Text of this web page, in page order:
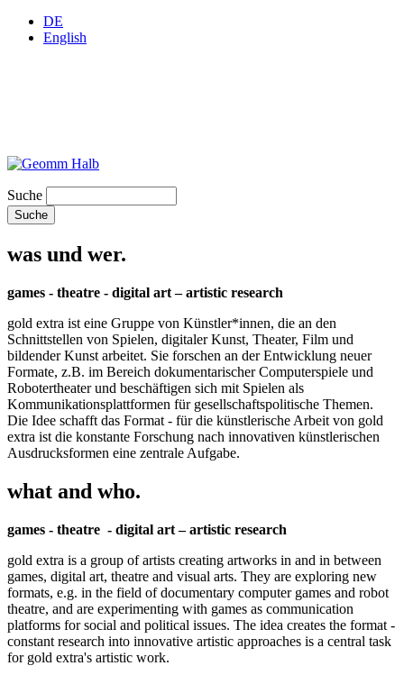
DE
English
Suche
was und wer.
games - theatre - digital art – artistic research
gold extra ist eine Gruppe von Künstler*innen, die an den
Schnittstellen von Spielen, digitaler Kunst, Theater, Film und
bildender Kunst arbeitet. Sie forschen an der Entwicklung neuer
Formate, z.B. im Bereich dokumentarischer Computerspiele und
Robotertheater und beschäftigen sich mit Spielen als
Kommunikationsplattformen für gesellschaftspolitische Themen.
Die Idee schafft das Format - für die künstlerische Arbeit von gold
extra ist die konstante Forschung nach innovativen künstlerischen
Ausdrucksformen eine zentrale Aufgabe.
what and who.
games - theatre - digital art – artistic research
gold extra is a group of artists creating artworks in and in between
games, digital art, theatre and visual arts. They are exploring new
formats, e.g. in the field of documentary computer games and robot
theatre, and are experimenting with games as communication
platforms for social and political issues. The idea creates the format -
constant research into innovative artistic approaches is a central task
for gold extra's artistic work.